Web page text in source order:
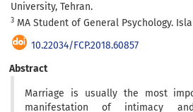
University, Tehran.
3 MA Student of General Psychology.
10.22034/FCP.2018.60857
Abstract
Marriage is usually the most
manifestation of intimacy